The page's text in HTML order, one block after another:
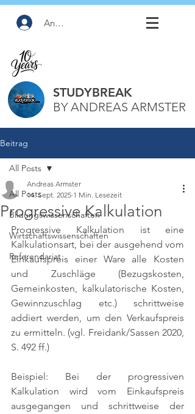
Anmelden
STUDYBREAK
BY ANDREAS ARMSTER
Beitrag
All Posts
Bildungswissenschaften
Wirtschaftswissenschaften
Referendariat
All Posts
Progressive Kalkulation
Andreas Armster
14. Sept. 2025 1 Min. Lesezeit
Progressive Kalkulation ist eine
Kalkulationsart, bei der ausgehend vom
Einkaufspreis einer Ware alle Kosten
und Zuschläge (Bezugskosten,
Gemeinkosten, kalkulatorische Kosten,
Gewinnzuschlag etc.) schrittweise
addiert werden, um den Verkaufspreis
zu ermitteln. (vgl. Freidank/Sassen 2020,
S. 492 ff.)
Beispiel: Bei der progressiven
Kalkulation wird vom Einkaufspreis
ausgegangen und schrittweise der